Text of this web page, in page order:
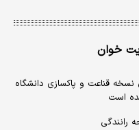
خوان
قناعت و پاکسازی دانشگاه
است
رانندگی